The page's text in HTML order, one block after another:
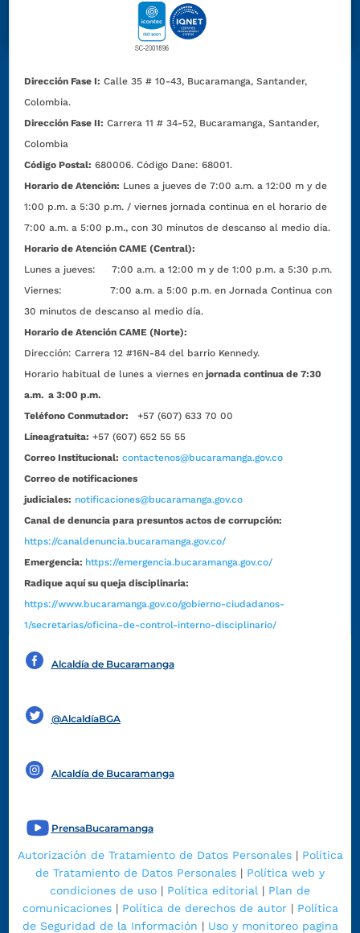
Dirección Fase I: Calle 35 # 10-43, Bucaramanga, Santander,
Colombia.
Dirección Fase II: Carrera 11 # 34-52, Bucaramanga, Santander,
Colombia
Código Postal: 680006. Código Dane: 68001.
Horario de Atención: Lunes a jueves de 7:00 a.m. a 12:00 m y de
1:00 p.m. a 5:30 p.m. / viernes jornada continua en el horario de
7:00 a.m. a 5:00 p.m., con 30 minutos de descanso al medio día.
Horario de Atención CAME (Central):
Lunes a jueves: 7:00 a.m. a 12:00 m y de 1:00 p.m. a 5:30 p.m.
Viernes: 7:00 a.m. a 5:00 p.m. en Jornada Continua con
30 minutos de descanso al medio día.
Horario de Atención CAME (Norte):
Dirección:Carrera 12 #16N-84 del barrio Kennedy.
Horario habitual de lunes a viernes en jornada continua de 7:30
a.m. a 3:00 p.m.
Teléfono Conmutador:
+57 (607) 633 70 00
Líneagratuita: +57 (607) 652 55 55
Correo Institucional: contactenos@bucaramanga.gov.co
Correo de notificaciones
judiciales: notificaciones@bucaramanga.gov.co
Canal de denuncia para presuntos actos de corrupción:
https://canaldenuncia.bucaramanga.gov.co/
Emergencia: https://emergencia.bucaramanga.gov.co/
Radique aquí su queja disciplinaria:
https://www.bucaramanga.gov.co/gobierno-ciudadanos-
1/secretarias/oficina-de-control-interno-disciplinario/
Alcaldía de Bucaramanga
@AlcaldíaBGA
Alcaldía de Bucaramanga
PrensaBucaramanga
Autorización de Tratamiento de Datos Personales| Política
de Tratamiento de Datos Personales | Política web y
condiciones de uso | Política editorial | Plan de
comunicaciones| Política de derechos de autor| Política
de Seguridad de la Información | Uso y monitoreo pagina